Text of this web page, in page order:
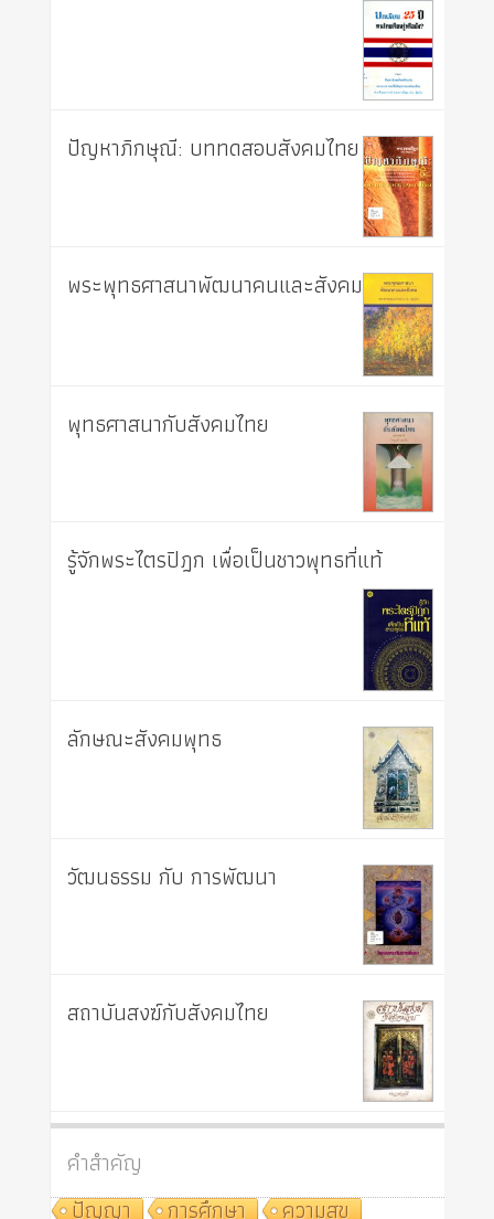
ปัญหาภิกษุณี: บททดสอบสังคมไทย
พระพุทธศาสนาพัฒนาคนและสังคม
พุทธศาสนากับสังคมไทย
รู้จักพระไตรปิฎก เพื่อเป็นชาวพุทธที่แท้
ลักษณะสังคมพุทธ
วัฒนธรรม กับ การพัฒนา
สถาบันสงฆ์กับสังคมไทย
คำสำคัญ
ปัญญา
การศึกษา ความสุข